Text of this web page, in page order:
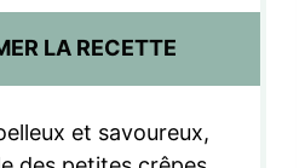
e
s
e
s
e
s
e
s
LA RECETTE
et savoureux,